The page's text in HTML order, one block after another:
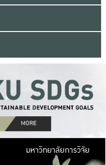
มหาวิ
มหาวิทยาลัยการวิจัย